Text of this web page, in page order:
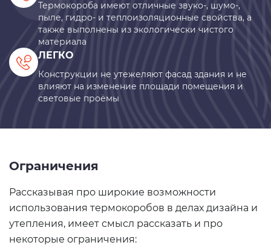
Термокороба имеют отличные звуко-, шумо-,
пыле, гидро- и теплоизоляционные свойства, а
также выполнены из экологически чистого
материала
ЛЕГКО
Конструкции не утежеляют фасад здания и не
влияют на изменение площади помещения и
световые проёмы
Ограничения
Рассказывая про широкие возможности
использования термокоробов в делах дизайна и
утепления, имеет смысл рассказать и про
некоторые ограничения: